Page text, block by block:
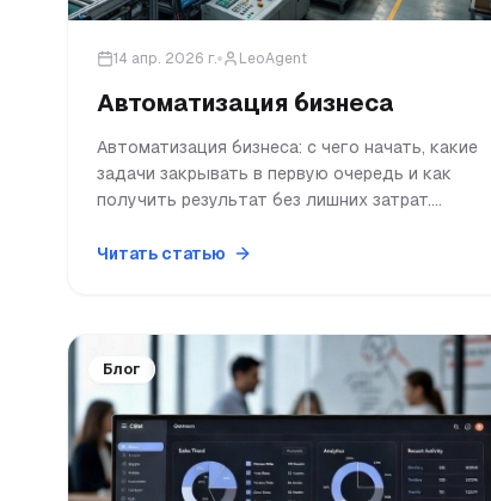
14 апр. 2026 г. LeoAgent
Автоматизация бизнеса
Автоматизация бизнеса: с чего начать, какие
задачи закрывать в первую очередь и как
получить результат без лишних затрат.
Читать статью
Блог